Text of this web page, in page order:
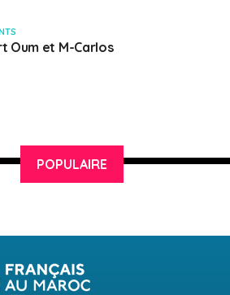
Oum et M-Carlos
POPULAIRE